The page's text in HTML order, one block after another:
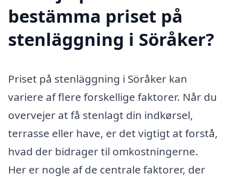
bestämma priset på
stenläggning i Söråker?
Priset på stenläggning i Söråker kan
variere af flere forskellige faktorer. Når du
overvejer at få stenlagt din indkørsel,
terrasse eller have, er det vigtigt at forstå,
hvad der bidrager til omkostningerne.
Her er nogle af de centrale faktorer, der